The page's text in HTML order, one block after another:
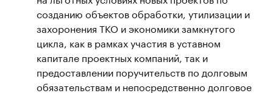
созданию объектов обработки, утилизации и
захоронения ТКО и экономики замкнутого
цикла, как в рамках участия в уставном
капитале проектных компаний, так и
предоставлении поручительств по долговым
обязательствам и непосредственно долговое